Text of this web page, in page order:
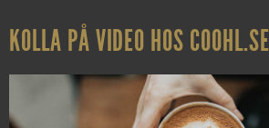
KOLLA PÅ VIDEO HOS COOHL.SE